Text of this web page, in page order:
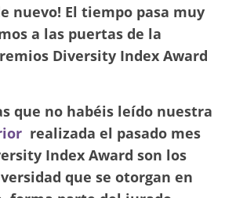
nuevo! El tiempo pasa muy
a las puertas de la
Diversity Index Award
que no habéis leído nuestra
realizada el pasado mes
Index Award son los
que se otorgan en